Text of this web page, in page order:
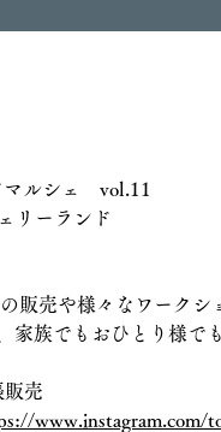
ルシェ　vol.11
リーランド
販売や様々なワーク
家族でもおひとり様で
売
www.instagram.com/